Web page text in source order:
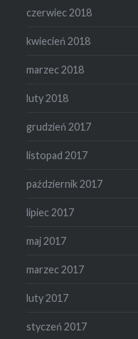
czerwiec 2018
kwiecień 2018
marzec 2018
luty 2018
grudzień 2017
listopad 2017
październik 2017
lipiec 2017
maj 2017
marzec 2017
luty 2017
styczeń 2017